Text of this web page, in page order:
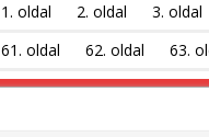
1. oldal 2. oldal 3. oldal
61. oldal
62. oldal 63.